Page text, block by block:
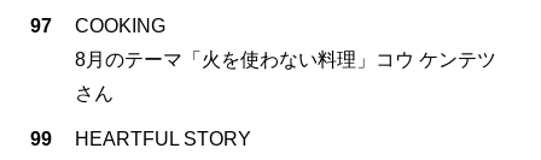
97
COOKING
8月のテーマ「火を使わない料理」コウ ケンテツ
さん
99 HEARTFUL STORY